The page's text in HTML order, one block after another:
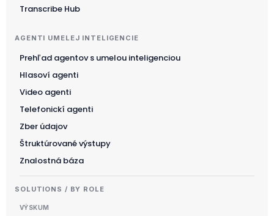
Transcribe Hub
AGENTI UMELEJ INTELIGENCIE
Prehľad agentov s umelou inteligenciou
Hlasoví agenti
Video agenti
Telefonickí agenti
Zber údajov
Štruktúrované výstupy
Znalostná báza
SOLUTIONS / BY ROLE
VÝSKUM